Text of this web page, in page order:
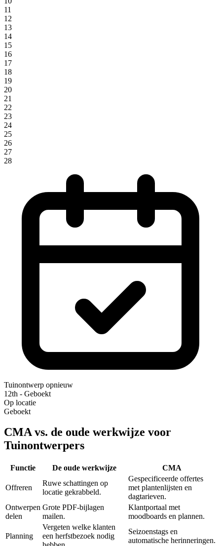
11
12
13
14
15
16
17
18
19
20
21
22
23
24
25
26
27
28
Tuinontwerp opnieuw
12th - Geboekt
Op locatie
Geboekt
CMA vs. de oude werkwijze voor
Tuinontwerpers
Functie De oude werkwijze CMA‎
Offreren
Ruwe schattingen op
locatie gekrabbeld.
Gespecificeerde offertes
met plantenlijsten en
dagtarieven.
Ontwerpen
delen
Grote PDF-bijlagen
mailen.
Klantportaal met
moodboards en plannen.
Planning
Vergeten welke klanten
een herfstbezoek nodig
Seizoenstags en
automatische herinneringen.